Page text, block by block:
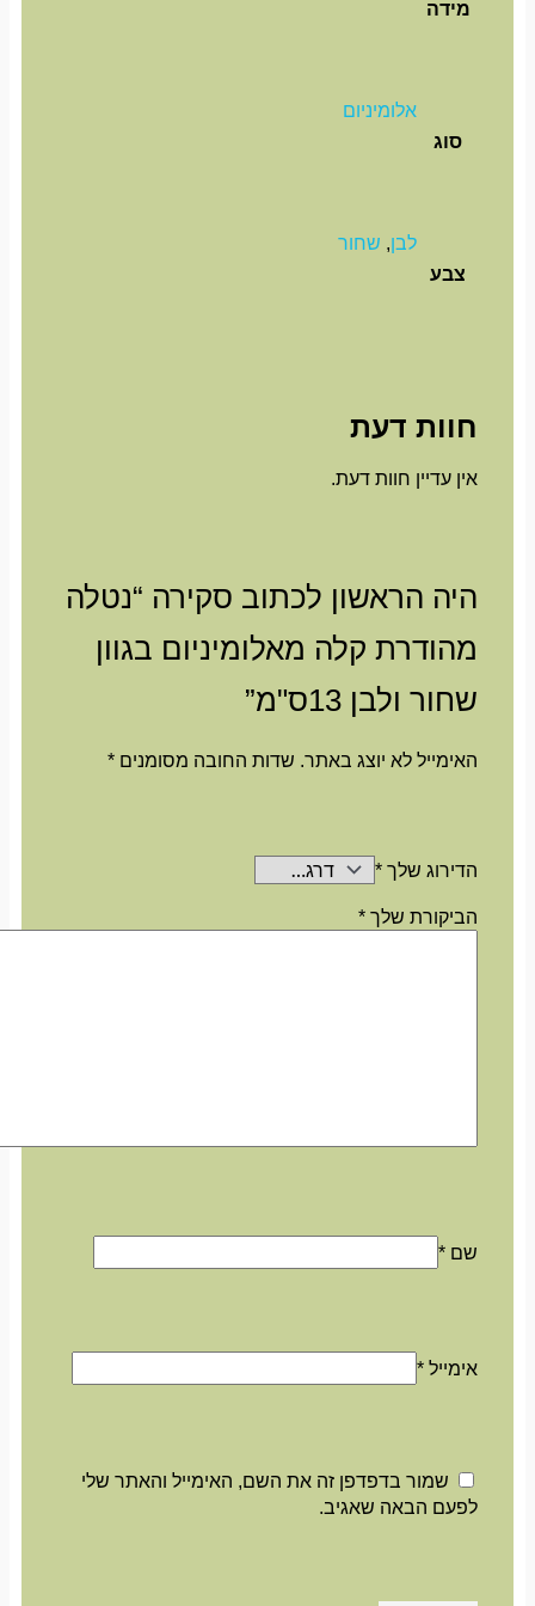
מידה
סוג
אלומיניום
צבע
לבן,שחור
חוות דעת
אין עדיין חוות דעת.
היה הראשון לכתוב סקירה “נטלה
מהודרת קלה מאלומיניום בגוון
שחור ולבן 13ס"מ”
האימייל לא יוצג באתר. שדות החובה מסומנים*
הדירוג שלך*
הביקורת שלך*
שם*
אימייל*
שמור בדפדפן זה את השם, האימייל והאתר שלי
לפעם הבאה שאגיב.